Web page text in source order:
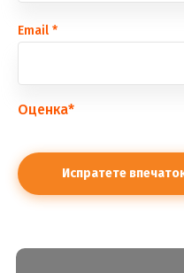
Еmail *
Оценка*